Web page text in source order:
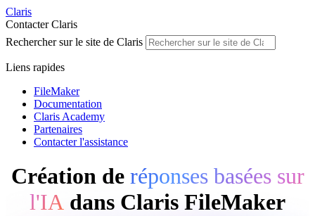
Claris
Contacter Claris
Rechercher sur le site de Claris
Liens rapides
FileMaker
Documentation
Claris Academy
Partenaires
Contacter l'assistance
Création de réponses basées sur
l'IA dans Claris FileMaker